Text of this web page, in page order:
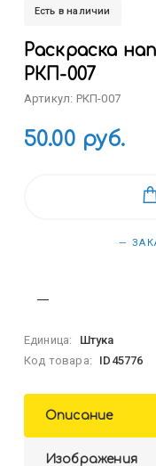
Есть в наличии
Раскраска
РКП-007
Артикул: РКП-007
50.00 руб.
—
Единица:
Штука
Код товара:
ID45776
Описание
Изображения